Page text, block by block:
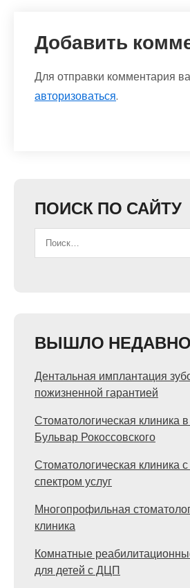
Добавить
Для отправки комментария
авторизоваться.
ПОИСК ПО САЙТУ
ВЫШЛО НЕДАВНО
Дентальная имплантация
пожизненной гарантией
Стоматологическая клиника
Бульвар Рокоссовского
Стоматологическая клиника
спектром услуг
Многопрофильная
клиника
Комнатные
для детей с ДЦП